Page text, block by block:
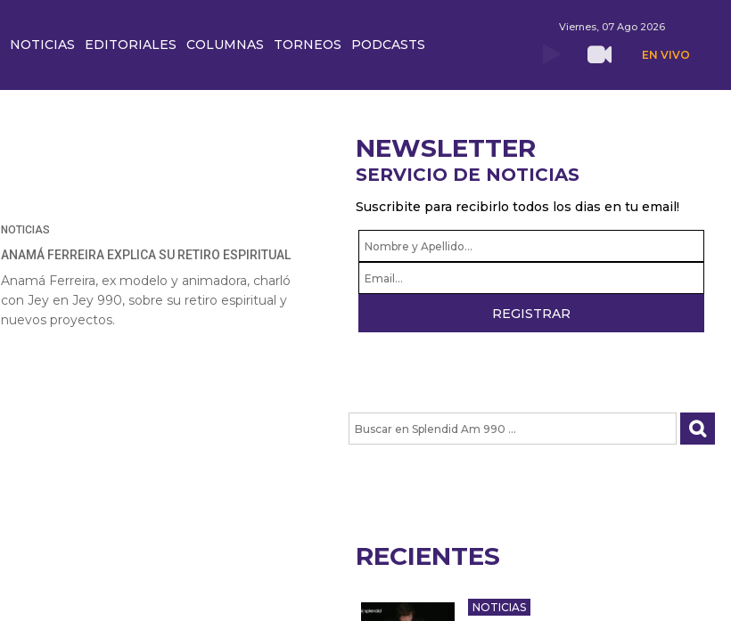
NOTICIAS EDITORIALES COLUMNAS TORNEOS PODCASTS
Viernes, 07 Ago 2026
EN VIVO
NOTICIAS
ANAMÁ FERREIRA EXPLICA SU RETIRO ESPIRITUAL
Anamá Ferreira, ex modelo y animadora, charló
con Jey en Jey 990, sobre su retiro espiritual y
nuevos proyectos.
NEWSLETTER
SERVICIO DE NOTICIAS
Suscribite para recibirlo todos los dias en tu email!
RECIENTES
NOTICIAS